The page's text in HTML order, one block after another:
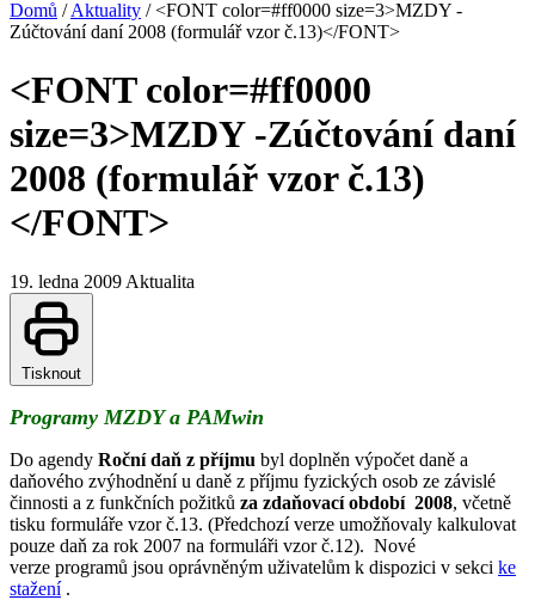
Domů / Aktuality / <FONT color=#ff0000 size=3>MZDY -
Zúčtování daní 2008 (formulář vzor č.13)</FONT>
<FONT color=#ff0000
size=3>MZDY -Zúčtování daní
2008 (formulář vzor č.13)
</FONT>
19. ledna 2009 Aktualita
Tisknout
Programy MZDY a PAMwin
Do agendy Roční daň z příjmu byl doplněn výpočet daně a
daňového zvýhodnění u daně z příjmu fyzických osob ze závislé
činnosti a z funkčních požitků za zdaňovací období 2008, včetně
tisku formuláře vzor č.13. (Předchozí verze umožňovaly kalkulovat
pouze daň za rok 2007 na formuláři vzor č.12). Nové
verze programů jsou oprávněným uživatelům k dispozici v sekci ke
stažení.